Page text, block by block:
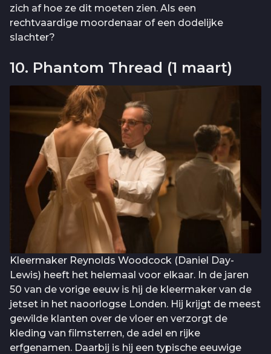
zich af hoe ze dit moeten zien. Als een
rechtvaardige moordenaar of een dodelijke
slachter?
10. Phantom Thread (1 maart)
Kleermaker Reynolds Woodcock (Daniel Day-
Lewis) heeft het helemaal voor elkaar. In de jaren
50 van de vorige eeuw is hij de kleermaker van de
jetset in het naoorlogse Londen. Hij krijgt de meest
gewilde klanten over de vloer en verzorgt de
kleding van filmsterren, de adel en rijke
erfgenamen. Daarbij is hij een typische eeuwige